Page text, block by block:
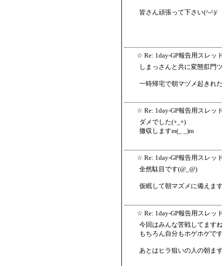
皆さん頑張って下さい(^-^)/
☆ Re: 1day-GP報告用スレッ
しまっさんと共に変態肛門
一時帰宅で朝マヅメ起きれ
☆ Re: 1day-GP報告用スレッ
ダメでした(+_+)
撤収しますm(_ _)m
☆ Re: 1day-GP報告用スレッ
全然駄目です(@_@)
仮眠して朝マズメに備えま
☆ Re: 1day-GP報告用スレッ
今回はみんな苦戦してます
もちろん自分もホゲホゲで
あとはヒラ狙いの人の朝ま